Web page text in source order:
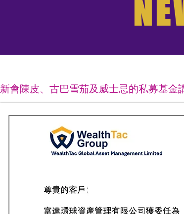
新會陳皮、古巴雪茄及威士忌的私募基金